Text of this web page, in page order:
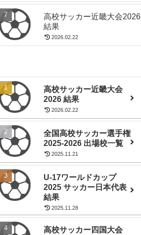
高校サッカー近畿大会2026
結果
2026.02.22
高校サッカー近畿大会
2026 結果
2026.02.22
全国高校サッカー選手権
2025-2026 出場校一覧
2025.11.21
U-17ワールドカップ
2025 サッカー日本代表
結果
2025.11.28
高校サッカー四国大会